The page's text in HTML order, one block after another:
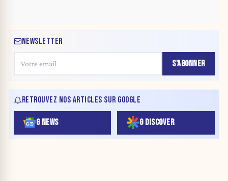
NEWSLETTER
S'ABONNER
RETROUVEZ NOS ARTICLES SUR GOOGLE
G NEWS G DISCOVER